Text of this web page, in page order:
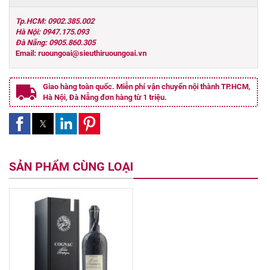
Tp.HCM: 0902.385.002
Hà Nội: 0947.175.093
Đà Nẵng: 0905.860.305
Email: ruoungoai@sieuthiruoungoai.vn
Giao hàng toàn quốc. Miễn phí vận chuyển nội thành TP.HCM,
Hà Nội, Đà Nẵng đơn hàng từ 1 triệu.
SẢN PHẨM CÙNG LOẠI